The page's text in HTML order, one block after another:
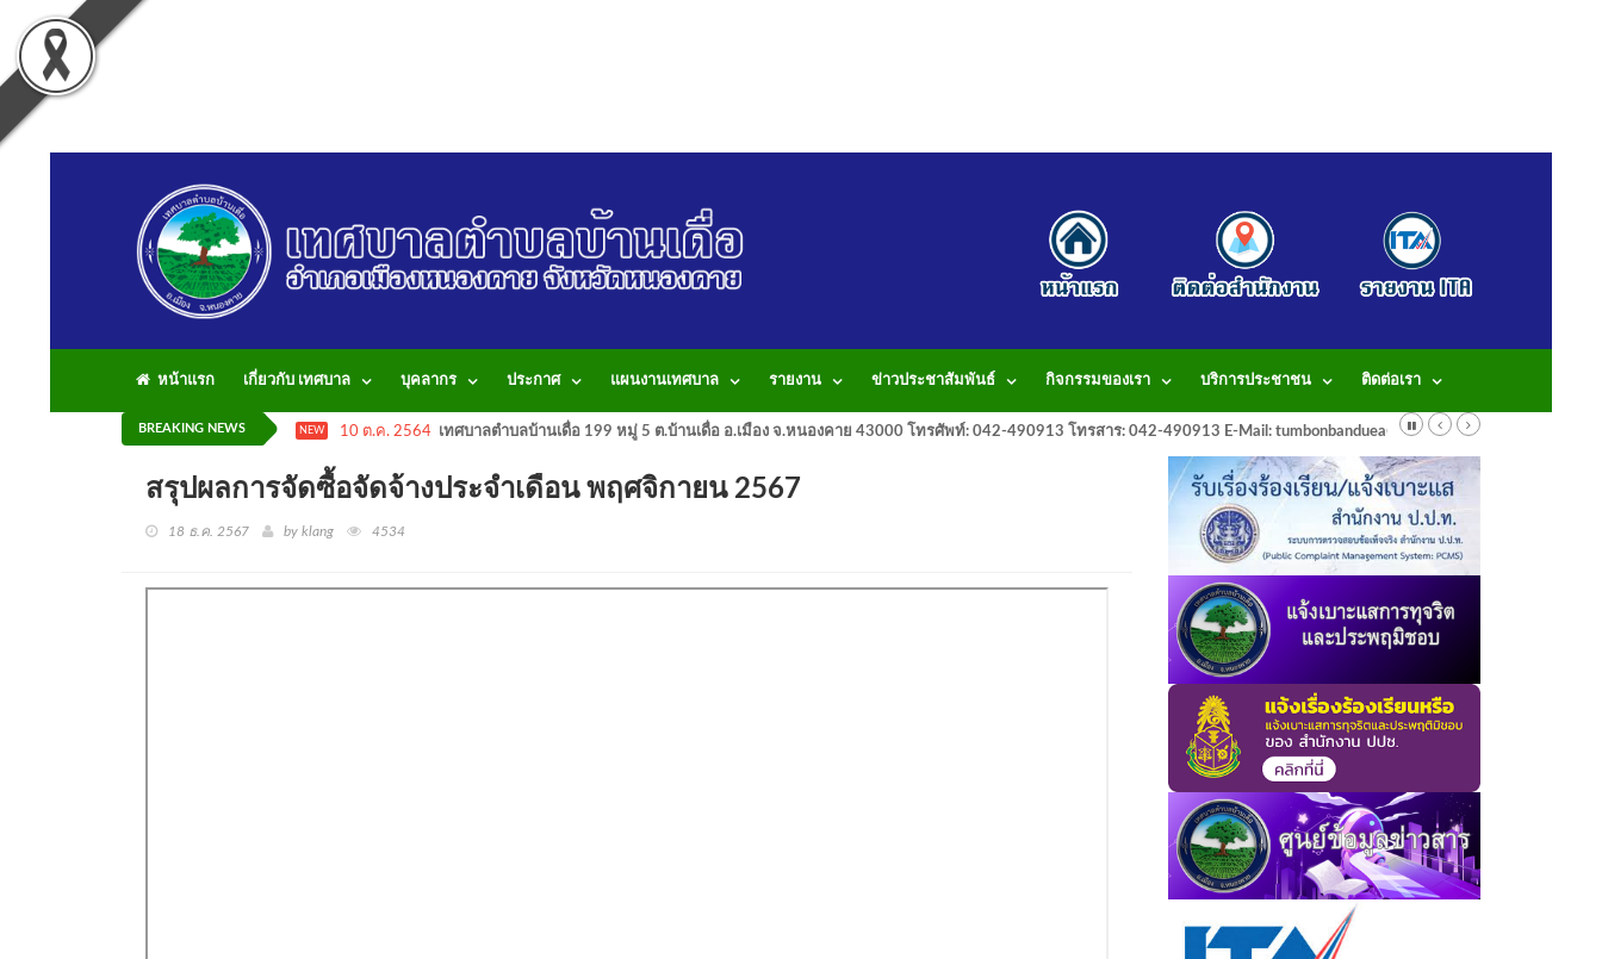
หน้าแรก เกี่ยวกับ เทศบาล บุคลากร ประกาศ แผนงานเทศบาล รายงาน ข่าวประชาสัมพันธ์ กิจกรรมของเรา บริการประชาชน ติดต่อเรา
BREAKING NEWS NEW 10 ต.ค. 2564 เทศบาลตำบลบ้านเดื่อ 199 หมู่ 5 ต.บ้านเดื่อ อ.เมือง จ.หนองคาย 43000 โทรศัพท์: 042-490913 โทรสาร: 042-490913 E-Mail: tumbonbanduea@gmail.com
สรุปผลการจัดซื้อจัดจ้างประจำเดือน พฤศจิกายน 2567
18 ธ.ค. 2567 by klang 4534